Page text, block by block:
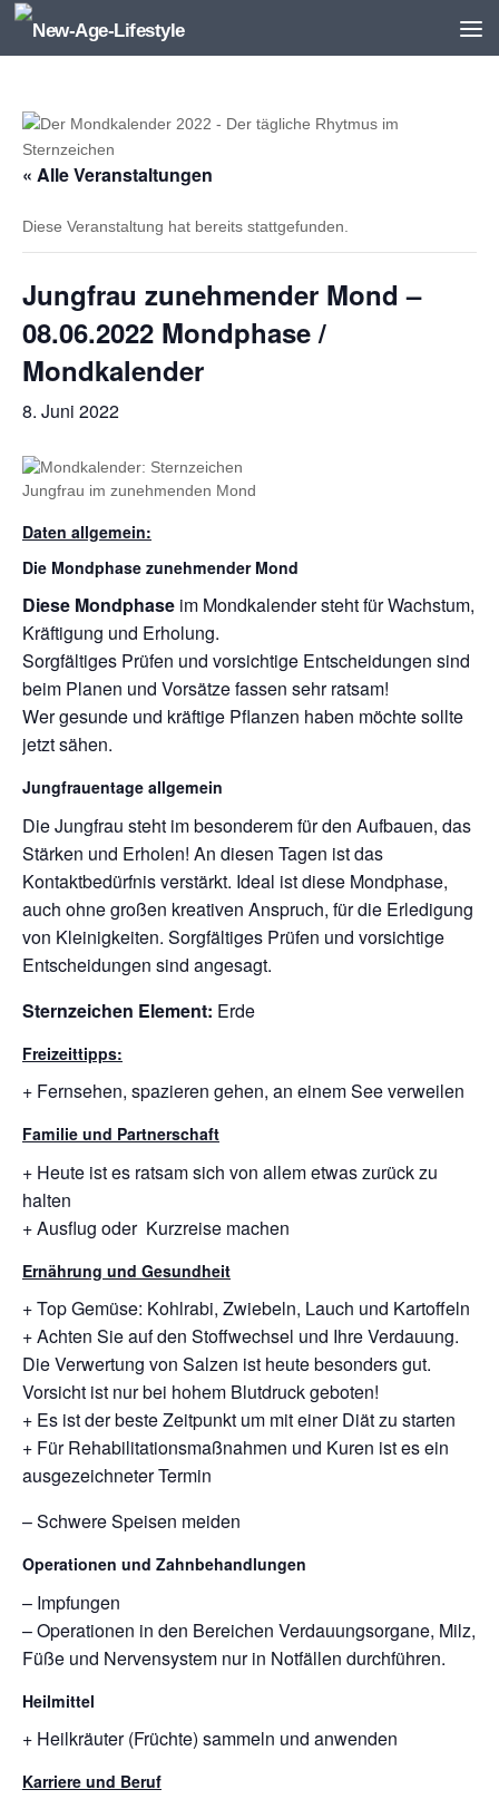
Zum Inhalt springen
« Alle Veranstaltungen
Diese Veranstaltung hat bereits stattgefunden.
Jungfrau zunehmender Mond –
08.06.2022 Mondphase /
Mondkalender
8. Juni 2022
Daten allgemein:
Die Mondphase zunehmender Mond
Diese Mondphase im Mondkalender steht für Wachstum,
Kräftigung und Erholung.
Sorgfältiges Prüfen und vorsichtige Entscheidungen sind
beim Planen und Vorsätze fassen sehr ratsam!
Wer gesunde und kräftige Pflanzen haben möchte sollte
jetzt sähen.
Jungfrauentage allgemein
Die Jungfrau steht im besonderem für den Aufbauen, das
Stärken und Erholen! An diesen Tagen ist das
Kontaktbedürfnis verstärkt. Ideal ist diese Mondphase,
auch ohne großen kreativen Anspruch, für die Erledigung
von Kleinigkeiten. Sorgfältiges Prüfen und vorsichtige
Entscheidungen sind angesagt.
Sternzeichen Element: Erde
Freizeittipps:
+ Fernsehen, spazieren gehen, an einem See verweilen
Familie und Partnerschaft
+ Heute ist es ratsam sich von allem etwas zurück zu
halten
+ Ausflug oder Kurzreise machen
Ernährung und Gesundheit
+ Top Gemüse: Kohlrabi, Zwiebeln, Lauch und Kartoffeln
+ Achten Sie auf den Stoffwechsel und Ihre Verdauung.
Die Verwertung von Salzen ist heute besonders gut.
Vorsicht ist nur bei hohem Blutdruck geboten!
+ Es ist der beste Zeitpunkt um mit einer Diät zu starten
+ Für Rehabilitationsmaßnahmen und Kuren ist es ein
ausgezeichneter Termin
– Schwere Speisen meiden
Operationen und Zahnbehandlungen
– Impfungen
– Operationen in den Bereichen Verdauungsorgane, Milz,
Füße und Nervensystem nur in Notfällen durchführen.
Heilmittel
+ Heilkräuter (Früchte) sammeln und anwenden
Karriere und Beruf